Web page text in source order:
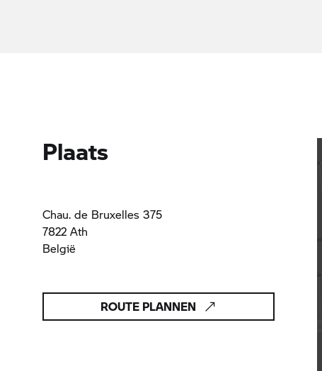
Plaats
Chau. de Bruxelles 375
7822 Ath
België
ROUTE PLANNEN